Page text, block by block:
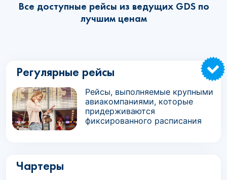
Все доступные рейсы из ведущих GDS по
лучшим ценам
Регулярные рейсы
Рейсы, выполняемые крупными
авиакомпаниями, которые
придерживаются
фиксированного расписания
Чартеры